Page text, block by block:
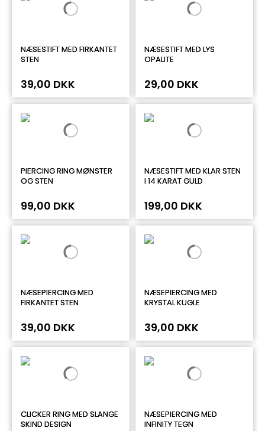
NÆSESTIFT MED FIRKANTET
STEN
39,00 DKK
NÆSESTIFT MED LYS
OPALITE
29,00 DKK
PIERCING RING MØNSTER
OG STEN
99,00 DKK
NÆSESTIFT MED KLAR STEN
I 14 KARAT GULD
199,00 DKK
NÆSEPIERCING MED
FIRKANTET STEN
39,00 DKK
NÆSEPIERCING MED
KRYSTAL KUGLE
39,00 DKK
CLICKER RING MED SLANGE
SKIND DESIGN
NÆSEPIERCING MED
INFINITY TEGN